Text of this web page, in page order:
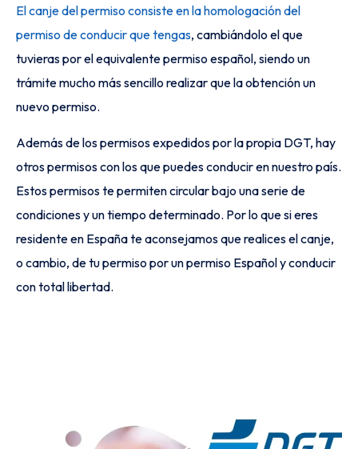
El canje del permiso consiste en la homologación del
permiso de conducir que tengas, cambiándolo el que
tuvieras por el equivalente permiso español, siendo un
trámite mucho más sencillo realizar que la obtención un
nuevo permiso.
Además de los permisos expedidos por la propia DGT, hay
otros permisos con los que puedes conducir en nuestro país.
Estos permisos te permiten circular bajo una serie de
condiciones y un tiempo determinado. Por lo que si eres
residente en España te aconsejamos que realices el canje,
o cambio, de tu permiso por un permiso Español y conducir
con total libertad.